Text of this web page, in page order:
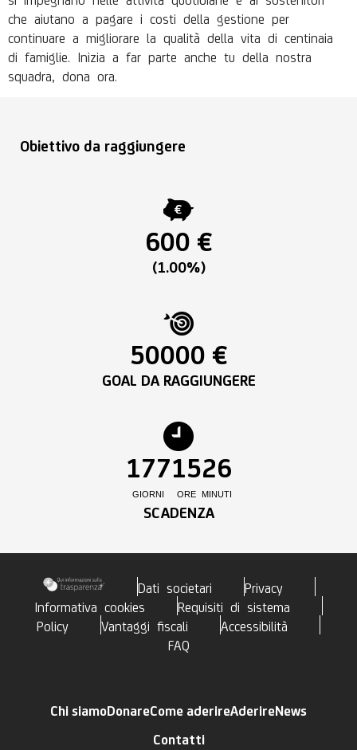
che aiutano a pagare i costi della gestione per
continuare a migliorare la qualità della vita di centinaia
di famiglie. Inizia a far parte anche tu della nostra
squadra, dona ora.
Obiettivo da raggiungere
600 €
(1.00%)
50000 €
GOAL DA RAGGIUNGERE
177
GIORNI
15
ORE
26
MINUTI
SCADENZA
Dati societari
Privacy
Informativa cookies
Requisiti di sistema
Policy
Vantaggi fiscali
Accessibilità
FAQ
Chi siamoDonareCome aderireAderireNews
Contatti